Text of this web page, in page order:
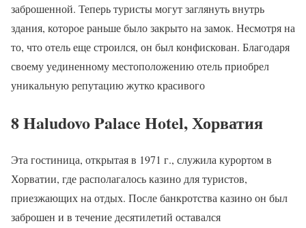
заброшенной. Теперь туристы могут заглянуть внутрь
здания, которое раньше было закрыто на замок. Несмотря на
то, что отель еще строился, он был конфискован. Благодаря
своему уединенному местоположению отель приобрел
уникальную репутацию жутко красивого
8 Haludovo Palace Hotel, Хорватия
Эта гостиница, открытая в 1971 г., служила курортом в
Хорватии, где располагалось казино для туристов,
приезжающих на отдых. После банкротства казино он был
заброшен и в течение десятилетий оставался